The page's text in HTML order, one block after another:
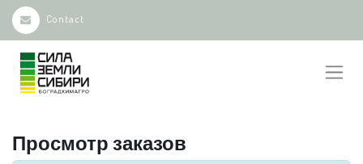
Contact
Просмотр заказов